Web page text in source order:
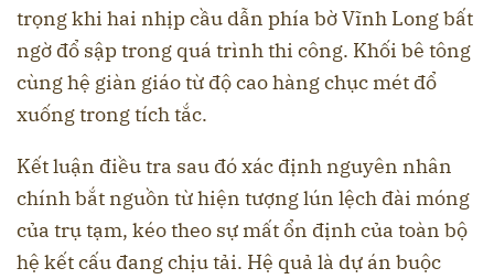
trọng khi hai nhịp cầu dẫn phía bờ Vĩnh Long bất
ngờ đổ sập trong quá trình thi công. Khối bê tông
cùng hệ giàn giáo từ độ cao hàng chục mét đổ
xuống trong tích tắc.
Kết luận điều tra sau đó xác định nguyên nhân
chính bắt nguồn từ hiện tượng lún lệch đài móng
của trụ tạm, kéo theo sự mất ổn định của toàn bộ
hệ kết cấu đang chịu tải. Hệ quả là dự án buộc